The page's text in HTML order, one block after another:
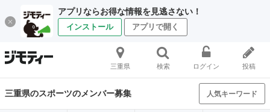
アプリならお得な情報を見逃さない！
インストール アプリで開く
三重県 検索 ログイン 投稿
三重県のスポーツのメンバー募集 人気キーワード